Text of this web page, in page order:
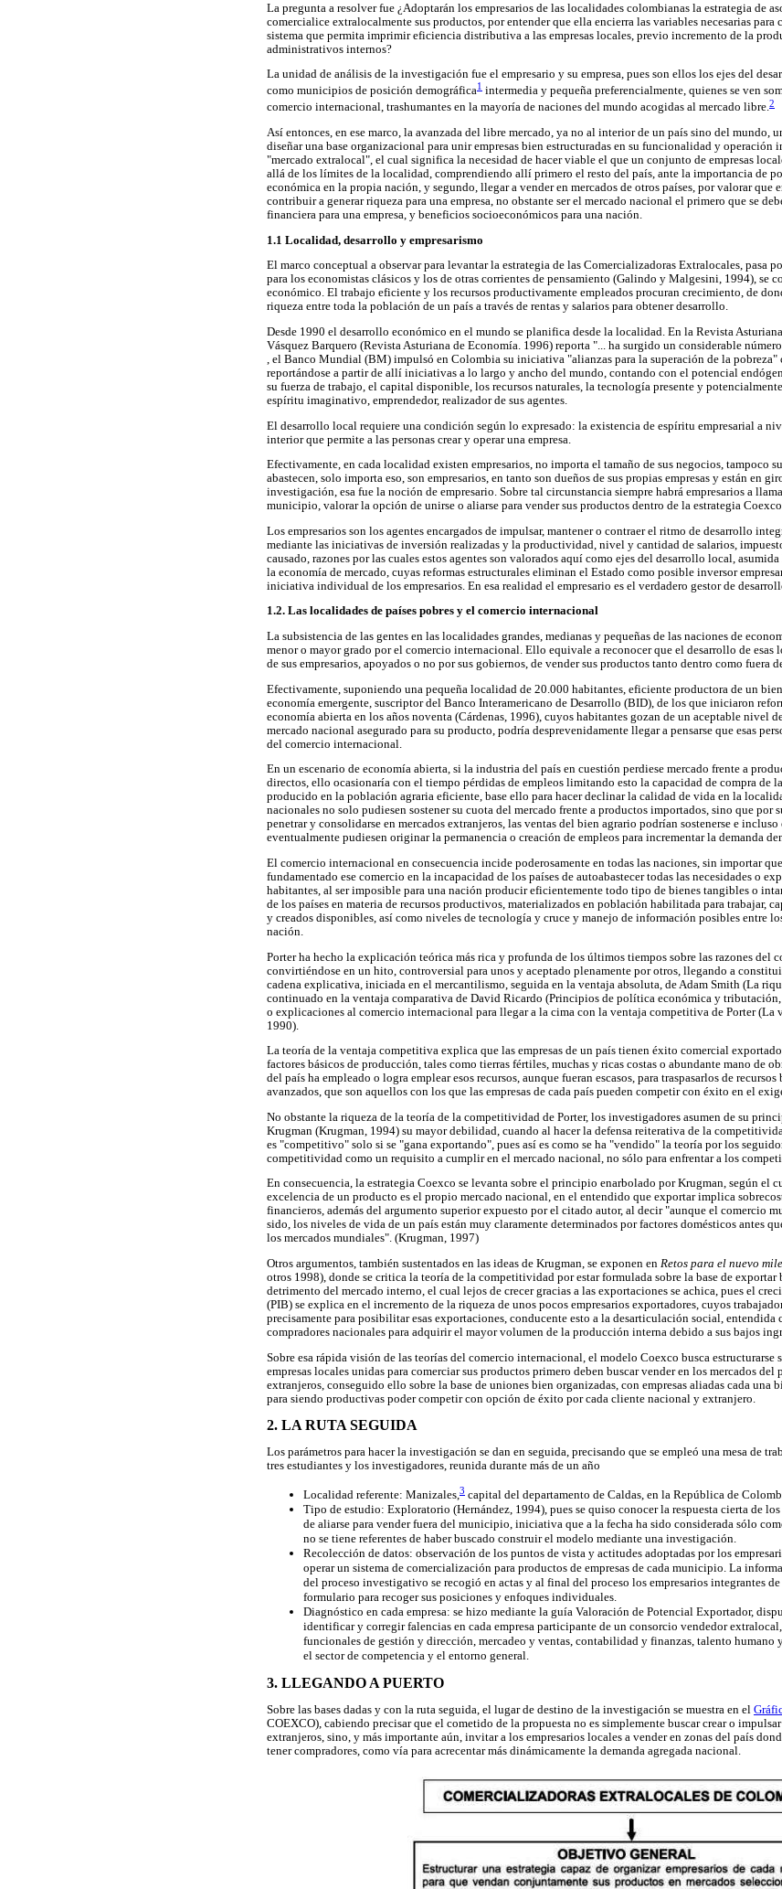
La pregunta a resolver fue ¿Adoptarán los empresarios de las localidades colombianas la estrategia de
comercialice extralocalmente sus productos, por entender que ella encierra las variables necesarias para
sistema que permita imprimir eficiencia distributiva a las empresas locales, previo incremento de la
administrativos internos?
La unidad de análisis de la investigación fue el empresario y su empresa, pues son ellos los ejes del
como municipios de posición demográfica1 intermedia y pequeña preferencialmente, quienes se ven
comercio internacional, trashumantes en la mayoría de naciones del mundo acogidas al mercado libre.2
Así entonces, en ese marco, la avanzada del libre mercado, ya no al interior de un país sino del mundo,
diseñar una base organizacional para unir empresas bien estructuradas en su funcionalidad y operación
"mercado extralocal", el cual significa la necesidad de hacer viable el que un conjunto de empresas
allá de los límites de la localidad, comprendiendo allí primero el resto del país, ante la importancia de
económica en la propia nación, y segundo, llegar a vender en mercados de otros países, por valorar que
contribuir a generar riqueza para una empresa, no obstante ser el mercado nacional el primero que se
financiera para una empresa, y beneficios socioeconómicos para una nación.
1.1 Localidad, desarrollo y empresarismo
El marco conceptual a observar para levantar la estrategia de las Comercializadoras Extralocales, pasa
para los economistas clásicos y los de otras corrientes de pensamiento (Galindo y Malgesini, 1994), se
económico. El trabajo eficiente y los recursos productivamente empleados procuran crecimiento, de
riqueza entre toda la población de un país a través de rentas y salarios para obtener desarrollo.
Desde 1990 el desarrollo económico en el mundo se planifica desde la localidad. En la Revista
Vásquez Barquero (Revista Asturiana de Economía. 1996) reporta "... ha surgido un considerable
, el Banco Mundial (BM) impulsó en Colombia su iniciativa "alianzas para la superación de la pobreza"
reportándose a partir de allí iniciativas a lo largo y ancho del mundo, contando con el potencial
su fuerza de trabajo, el capital disponible, los recursos naturales, la tecnología presente y
espíritu imaginativo, emprendedor, realizador de sus agentes.
El desarrollo local requiere una condición según lo expresado: la existencia de espíritu empresarial a
interior que permite a las personas crear y operar una empresa.
Efectivamente, en cada localidad existen empresarios, no importa el tamaño de sus negocios, tampoco
abastecen, solo importa eso, son empresarios, en tanto son dueños de sus propias empresas y están en
investigación, esa fue la noción de empresario. Sobre tal circunstancia siempre habrá empresarios a
municipio, valorar la opción de unirse o aliarse para vender sus productos dentro de la estrategia
Los empresarios son los agentes encargados de impulsar, mantener o contraer el ritmo de desarrollo
mediante las iniciativas de inversión realizadas y la productividad, nivel y cantidad de salarios,
causado, razones por las cuales estos agentes son valorados aquí como ejes del desarrollo local,
la economía de mercado, cuyas reformas estructurales eliminan el Estado como posible inversor
iniciativa individual de los empresarios. En esa realidad el empresario es el verdadero gestor de
1.2. Las localidades de países pobres y el comercio internacional
La subsistencia de las gentes en las localidades grandes, medianas y pequeñas de las naciones de
menor o mayor grado por el comercio internacional. Ello equivale a reconocer que el desarrollo de esas
de sus empresarios, apoyados o no por sus gobiernos, de vender sus productos tanto dentro como fuera
Efectivamente, suponiendo una pequeña localidad de 20.000 habitantes, eficiente productora de un
economía emergente, suscriptor del Banco Interamericano de Desarrollo (BID), de los que iniciaron
economía abierta en los años noventa (Cárdenas, 1996), cuyos habitantes gozan de un aceptable nivel
mercado nacional asegurado para su producto, podría desprevenidamente llegar a pensarse que esas
del comercio internacional.
En un escenario de economía abierta, si la industria del país en cuestión perdiese mercado frente a
directos, ello ocasionaría con el tiempo pérdidas de empleos limitando esto la capacidad de compra de
producido en la población agraria eficiente, base ello para hacer declinar la calidad de vida en la
nacionales no solo pudiesen sostener su cuota del mercado frente a productos importados, sino que por
penetrar y consolidarse en mercados extranjeros, las ventas del bien agrario podrían sostenerse e incluso
eventualmente pudiesen originar la permanencia o creación de empleos para incrementar la demanda
El comercio internacional en consecuencia incide poderosamente en todas las naciones, sin importar
fundamentado ese comercio en la incapacidad de los países de autoabastecer todas las necesidades o
habitantes, al ser imposible para una nación producir eficientemente todo tipo de bienes tangibles o
de los países en materia de recursos productivos, materializados en población habilitada para trabajar,
y creados disponibles, así como niveles de tecnología y cruce y manejo de información posibles entre
nación.
Porter ha hecho la explicación teórica más rica y profunda de los últimos tiempos sobre las razones del
convirtiéndose en un hito, controversial para unos y aceptado plenamente por otros, llegando a
cadena explicativa, iniciada en el mercantilismo, seguida en la ventaja absoluta, de Adam Smith (La
continuado en la ventaja comparativa de David Ricardo (Principios de política económica y tributación,
o explicaciones al comercio internacional para llegar a la cima con la ventaja competitiva de Porter (La
1990).
La teoría de la ventaja competitiva explica que las empresas de un país tienen éxito comercial
factores básicos de producción, tales como tierras fértiles, muchas y ricas costas o abundante mano de
del país ha empleado o logra emplear esos recursos, aunque fueran escasos, para traspasarlos de recursos
avanzados, que son aquellos con los que las empresas de cada país pueden competir con éxito en el
No obstante la riqueza de la teoría de la competitividad de Porter, los investigadores asumen de su
Krugman (Krugman, 1994) su mayor debilidad, cuando al hacer la defensa reiterativa de la
es "competitivo" solo si se "gana exportando", pues así es como se ha "vendido" la teoría por los
competitividad como un requisito a cumplir en el mercado nacional, no sólo para enfrentar a los
En consecuencia, la estrategia Coexco se levanta sobre el principio enarbolado por Krugman, según el
excelencia de un producto es el propio mercado nacional, en el entendido que exportar implica
financieros, además del argumento superior expuesto por el citado autor, al decir "aunque el comercio
sido, los niveles de vida de un país están muy claramente determinados por factores domésticos antes
los mercados mundiales". (Krugman, 1997)
Otros argumentos, también sustentados en las ideas de Krugman, se exponen en Retos para el nuevo
otros 1998), donde se critica la teoría de la competitividad por estar formulada sobre la base de exportar
detrimento del mercado interno, el cual lejos de crecer gracias a las exportaciones se achica, pues el
(PIB) se explica en el incremento de la riqueza de unos pocos empresarios exportadores, cuyos
precisamente para posibilitar esas exportaciones, conducente esto a la desarticulación social, entendida
compradores nacionales para adquirir el mayor volumen de la producción interna debido a sus bajos
Sobre esa rápida visión de las teorías del comercio internacional, el modelo Coexco busca estructurarse
empresas locales unidas para comerciar sus productos primero deben buscar vender en los mercados del
extranjeros, conseguido ello sobre la base de uniones bien organizadas, con empresas aliadas cada una
para siendo productivas poder competir con opción de éxito por cada cliente nacional y extranjero.
2. LA RUTA SEGUIDA
Los parámetros para hacer la investigación se dan en seguida, precisando que se empleó una mesa de
tres estudiantes y los investigadores, reunida durante más de un año
Localidad referente: Manizales,3 capital del departamento de Caldas, en la República de
Tipo de estudio: Exploratorio (Hernández, 1994), pues se quiso conocer la respuesta cierta de
de aliarse para vender fuera del municipio, iniciativa que a la fecha ha sido considerada sólo
no se tiene referentes de haber buscado construir el modelo mediante una investigación.
Recolección de datos: observación de los puntos de vista y actitudes adoptadas por los
operar un sistema de comercialización para productos de empresas de cada municipio. La
del proceso investigativo se recogió en actas y al final del proceso los empresarios integrantes
formulario para recoger sus posiciones y enfoques individuales.
Diagnóstico en cada empresa: se hizo mediante la guía Valoración de Potencial Exportador,
identificar y corregir falencias en cada empresa participante de un consorcio vendedor
funcionales de gestión y dirección, mercadeo y ventas, contabilidad y finanzas, talento
el sector de competencia y el entorno general.
3. LLEGANDO A PUERTO
Sobre las bases dadas y con la ruta seguida, el lugar de destino de la investigación se muestra en el
COEXCO), cabiendo precisar que el cometido de la propuesta no es simplemente buscar crear o
extranjeros, sino, y más importante aún, invitar a los empresarios locales a vender en zonas del país
tener compradores, como vía para acrecentar más dinámicamente la demanda agregada nacional.